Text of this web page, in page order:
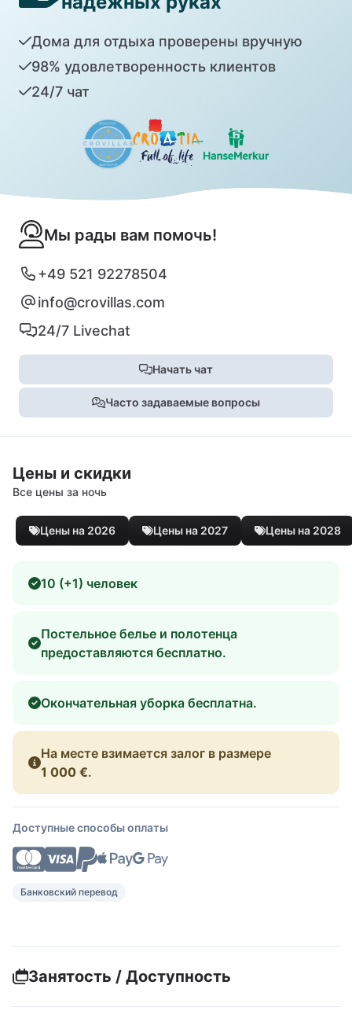
Дома для отдыха проверены вручную
98% удовлетворенность клиентов
24/7 чат
Мы рады вам помочь!
+49 521 92278504
info@crovillas.com
24/7 Livechat
Начать чат
Часто задаваемые вопросы
Цены и скидки
Все цены за ночь
Цены на 2026 Цены на 2027 Цены на 2028
10 (+1) человек
Постельное белье и полотенца
предоставляются бесплатно.
Окончательная уборка бесплатна.
На месте взимается залог в размере
1 000 €.
Доступные способы оплаты
Банковский перевод
Занятость / Доступность